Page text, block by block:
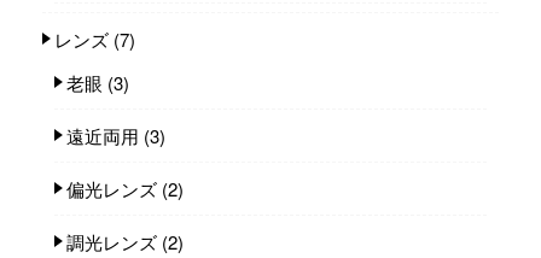
レンズ (7)
老眼 (3)
遠近両用 (3)
偏光レンズ (2)
調光レンズ (2)